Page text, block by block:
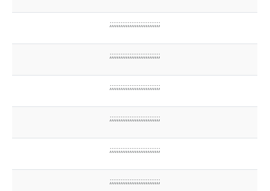
;;;;;;;;;;;;;;;;;;;;;;;;;;;;
;;;;;;;;;;;;;;;;;;;;;;;;;;;;
;;;;;;;;;;;;;;;;;;;;;;;;;;;;
;;;;;;;;;;;;;;;;;;;;;;;;;;;;
;;;;;;;;;;;;;;;;;;;;;;;;;;;;
;;;;;;;;;;;;;;;;;;;;;;;;;;;;